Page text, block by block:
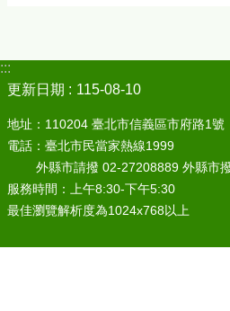
:::
更新日期
115-08-10
地址：110204 臺北市信義區市府路1號
電話：臺北市民當家熱線1999
外縣市請撥 02-27208889 外縣市撥
服務時間：上午8:30-下午5:30
最佳瀏覽解析度為1024x768以上